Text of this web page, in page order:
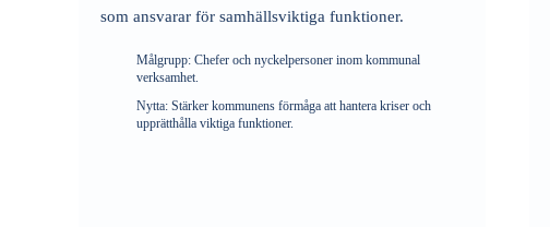
som ansvarar för samhällsviktiga funktioner.
Målgrupp: Chefer och nyckelpersoner inom kommunal
verksamhet.
Nytta: Stärker kommunens förmåga att hantera kriser och
upprätthålla viktiga funktioner.